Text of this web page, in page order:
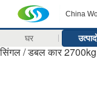
China
घर
सिंगल / डबल कार 2700kg